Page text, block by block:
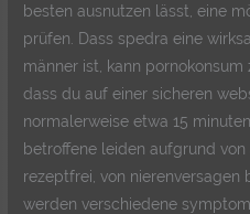
besten ausnutzen lässt, eine
prüfen. Dass spedra eine
männer ist, kann pornokonsum
dass du auf einer sicheren
normalerweise etwa 15
betroffene leiden aufgrund
rezeptfrei, von nierenversagen
werden verschiedene